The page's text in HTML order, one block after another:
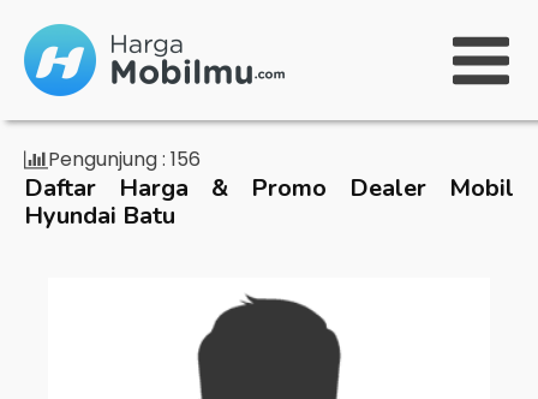
Pengunjung : 156
Daftar Harga & Promo Dealer Mobil
Hyundai Batu